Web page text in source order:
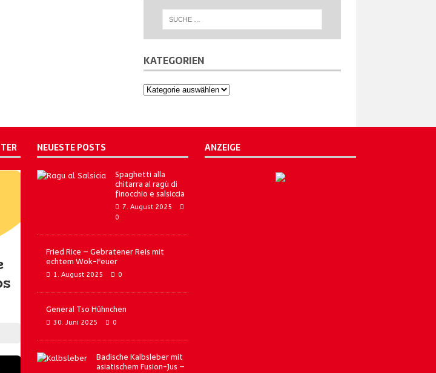
KATEGORIEN
Kategorien
NEUESTE POSTS
Spaghetti alla
chitarra al ragù di
finocchio e salsiccia
7. August 2025
0
Fried Rice – Gebratener Reis mit
echtem Wok-Feuer
1. August 2025 0
General Tso Hühnchen
30. Juni 2025 0
Badische Kalbsleber mit
asiatischem Fusion-Jus –
ANZEIGE